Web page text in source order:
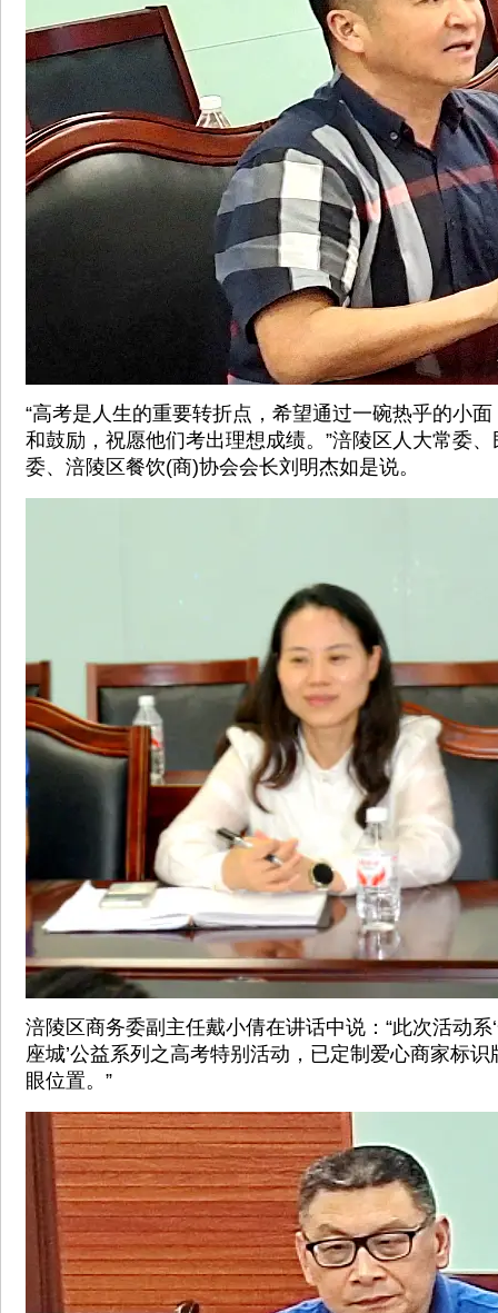
“高考是人生的重要转折点，希望通过一碗热乎的小
和鼓励，祝愿他们考出理想成绩。”涪陵区人大常委
委、涪陵区餐饮(商)协会会长刘明杰如是说。
涪陵区商务委副主任戴小倩在讲话中说：“此次活动系
座城’公益系列之高考特别活动，已定制爱心商家标
眼位置。”